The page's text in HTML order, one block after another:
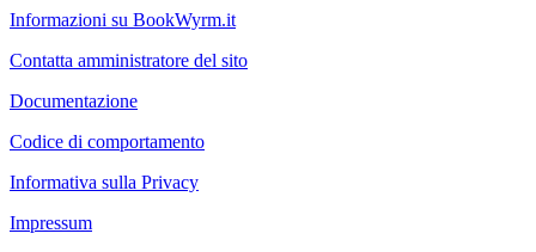
Informazioni su BookWyrm.it
Contatta amministratore del sito
Documentazione
Codice di comportamento
Informativa sulla Privacy
Impressum